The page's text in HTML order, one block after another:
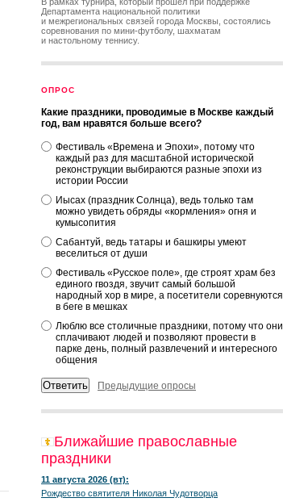
Департамента национальной политики
и межрегиональных связей города Москвы, состоялись
соревнования по мини-футболу, шахматам
и настольному теннису.
ОПРОС
Какие праздники, проводимые в Москве каждый
год, вам нравятся больше всего?
Фестиваль «Времена и Эпохи», потому что
каждый раз для масштабной исторической
реконструкции выбираются разные эпохи из
истории России
Иысах (праздник Солнца), ведь только там
можно увидеть обряды «кормления» огня и
кумысопития
Сабантуй, ведь татары и башкиры умеют
веселиться от души
Фестиваль «Русское поле», где строят храм без
единого гвоздя, звучит самый большой
народный хор в мире, а посетители соревнуются
в беге в мешках
Люблю все столичные праздники, потому что они
сплачивают людей и позволяют провести в
парке день, полный развлечений и интересного
общения
Предыдущие опросы
Ближайшие православные
праздники
11 августа 2026 (вт):
Рождество святителя Николая Чудотворца